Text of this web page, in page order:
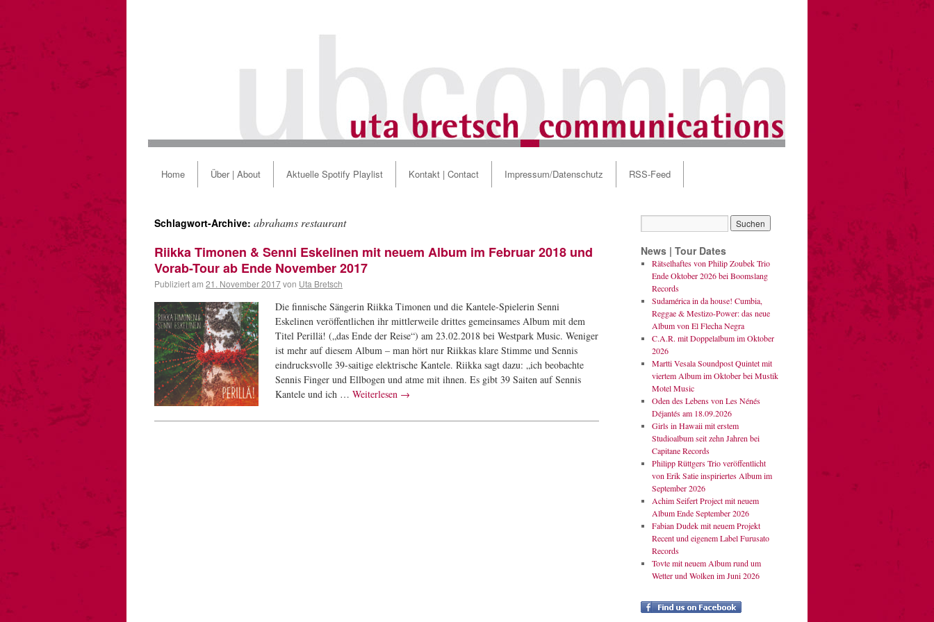
Home Über | About Aktuelle Spotify Playlist Kontakt | Contact Impressum/Datenschutz RSS-Feed
Schlagwort-Archive: abrahams restaurant
Riikka Timonen & Senni Eskelinen mit neuem Album im Februar 2018 und
Vorab-Tour ab Ende November 2017
Publiziert am 21. November 2017von Uta Bretsch
Die finnische Sängerin Riikka Timonen und die Kantele-Spielerin Senni
Eskelinen veröffentlichen ihr mittlerweile drittes gemeinsames Album mit dem
Titel Perillä! („das Ende der Reise“) am 23.02.2018 bei Westpark Music. Weniger
ist mehr auf diesem Album – man hört nur Riikkas klare Stimme und Sennis
eindrucksvolle 39-saitige elektrische Kantele. Riikka sagt dazu: „ich beobachte
Sennis Finger und Ellbogen und atme mit ihnen. Es gibt 39 Saiten auf Sennis
Kantele und ich … Weiterlesen →
News | Tour Dates
Rätselhaftes von Philip Zoubek Trio
Ende Oktober 2026 bei Boomslang
Records
Sudamérica in da house! Cumbia,
Reggae & Mestizo-Power: das neue
Album von El Flecha Negra
C.A.R. mit Doppelalbum im Oktober
2026
Martti Vesala Soundpost Quintet mit
viertem Album im Oktober bei Mustik
Motel Music
Oden des Lebens von Les Nénés
Déjantés am 18.09.2026
Girls in Hawaii mit erstem
Studioalbum seit zehn Jahren bei
Capitane Records
Philipp Rüttgers Trio veröffentlicht
von Erik Satie inspiriertes Album im
September 2026
Achim Seifert Project mit neuem
Album Ende September 2026
Fabian Dudek mit neuem Projekt
Recent und eigenem Label Furusato
Records
Tovte mit neuem Album rund um
Wetter und Wolken im Juni 2026